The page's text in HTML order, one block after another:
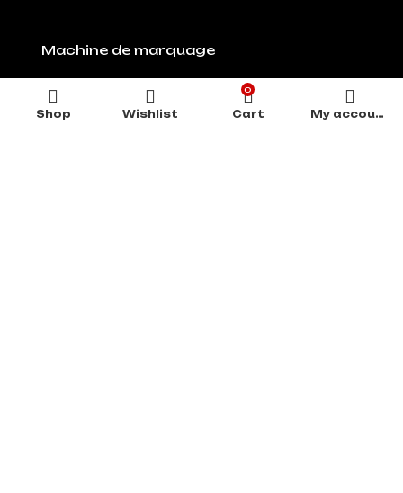
Machine de marquage
Consommable
Shop Wishlist
0
Cart My account